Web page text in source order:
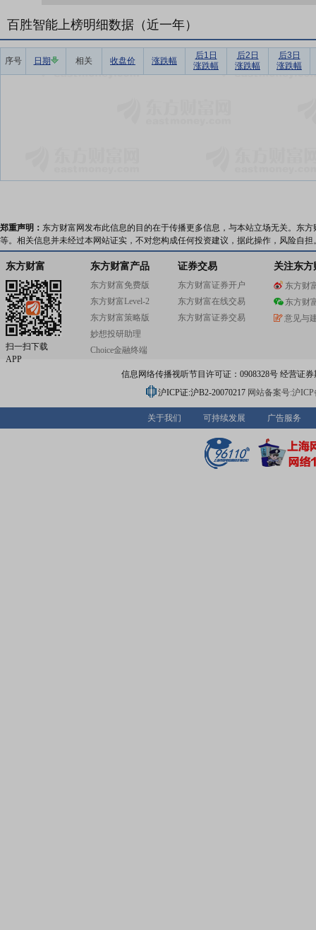
百胜智能上榜明细数据（近一年）
序号 日期 相关 收盘价 涨跌幅
后1日
涨跌幅
后2日
涨跌幅
后3日
涨跌幅
郑重声明： 东方财富网发布此信息的目的在于传播更多信息，与本站立场无关。东
等。相关信息并未经过本网站证实，不对您构成任何投资建议，据此操作，风险自担